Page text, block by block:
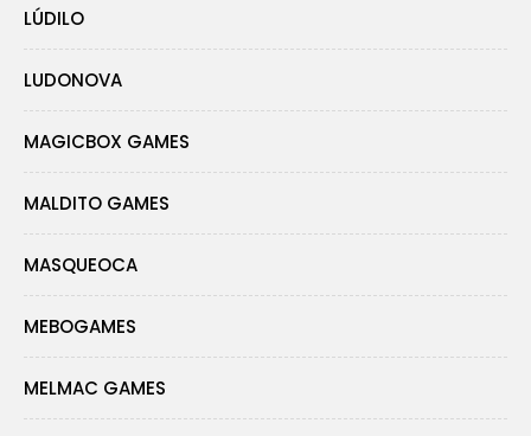
LÚDILO
LUDONOVA
MAGICBOX GAMES
MALDITO GAMES
MASQUEOCA
MEBOGAMES
MELMAC GAMES